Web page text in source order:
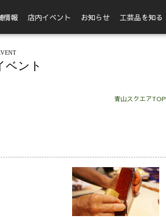
情報 店内イベント お知らせ 工芸品を知る
ベント
青山スクエアTOP